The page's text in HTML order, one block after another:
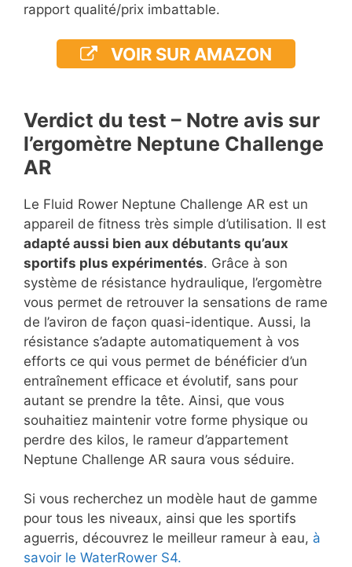
rapport qualité/prix imbattable.
VOIR SUR AMAZON
Verdict du test – Notre avis sur
l’ergomètre Neptune Challenge
AR
Le Fluid Rower Neptune Challenge AR est un
appareil de fitness très simple d’utilisation. Il est
adapté aussi bien aux débutants qu’aux
sportifs plus expérimentés. Grâce à son
système de résistance hydraulique, l’ergomètre
vous permet de retrouver la sensations de rame
de l’aviron de façon quasi-identique. Aussi, la
résistance s’adapte automatiquement à vos
efforts ce qui vous permet de bénéficier d’un
entraînement efficace et évolutif, sans pour
autant se prendre la tête. Ainsi, que vous
souhaitiez maintenir votre forme physique ou
perdre des kilos, le rameur d’appartement
Neptune Challenge AR saura vous séduire.
Si vous recherchez un modèle haut de gamme
pour tous les niveaux, ainsi que les sportifs
aguerris, découvrez le meilleur rameur à eau, à
savoir le WaterRower S4.